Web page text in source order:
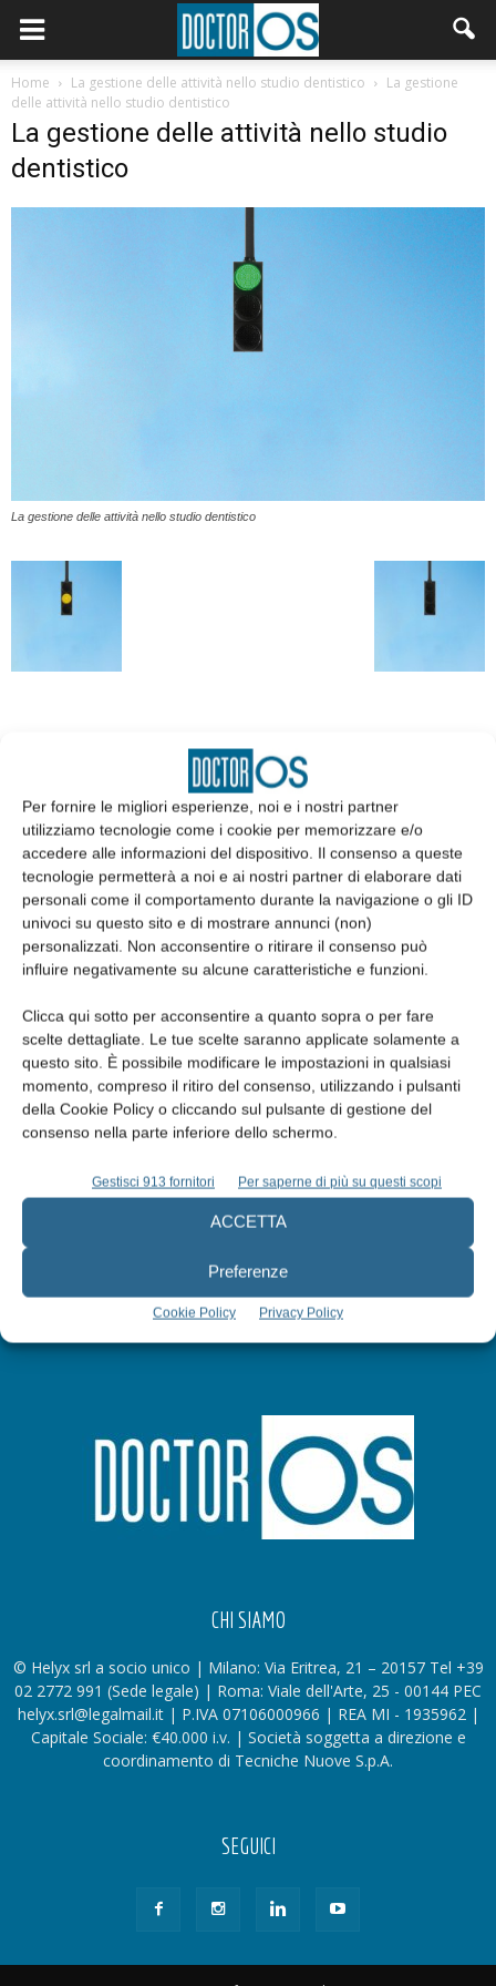
Per fornire le migliori esperienze, noi e i nostri partner
utilizziamo tecnologie come i cookie per memorizzare e/o
accedere alle informazioni del dispositivo. Il consenso a queste
tecnologie permetterà a noi e ai nostri partner di elaborare dati
personali come il comportamento durante la navigazione o gli ID
univoci su questo sito e di mostrare annunci (non)
personalizzati. Non acconsentire o ritirare il consenso può
influire negativamente su alcune caratteristiche e funzioni.
Clicca qui sotto per acconsentire a quanto sopra o per fare
scelte dettagliate. Le tue scelte saranno applicate solamente a
questo sito. È possibile modificare le impostazioni in qualsiasi
momento, compreso il ritiro del consenso, utilizzando i pulsanti
della Cookie Policy o cliccando sul pulsante di gestione del
consenso nella parte inferiore dello schermo.
Gestisci 913 fornitori Per saperne di più su questi scopi
ACCETTA
Preferenze
Cookie Policy Privacy Policy
Home La gestione delle attività nello studio dentistico
La gestione
delle attività nello studio dentistico
La gestione delle attività nello studio
dentistico
La gestione delle attività nello studio dentistico
Edicola web
Abbonati
CHI SIAMO
© Helyx srl a socio unico | Milano: Via Eritrea, 21 – 20157 Tel +39
02 2772 991 (Sede legale) | Roma: Viale dell'Arte, 25 - 00144 PEC
helyx.srl@legalmail.it | P.IVA 07106000966 | REA MI - 1935962 |
Capitale Sociale: €40.000 i.v. | Società soggetta a direzione e
coordinamento di Tecniche Nuove S.p.A.
SEGUICI